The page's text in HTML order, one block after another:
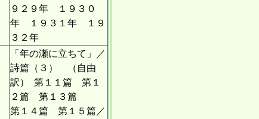
９２９年 １９３０
年 １９３１年 １９
３２年
「年の瀬に立ちて」／
詩篇（３） （自由
訳） 第１１篇 第１
２篇 第１３篇
第１４篇 第１５篇／